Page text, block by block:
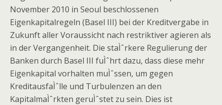
November 2010 in Seoul beschlossenen
Eigenkapitalregeln (Basel III) bei der Kreditvergabe in
Zukunft aller Voraussicht nach restriktiver agieren als
in der Vergangenheit. Die staÌˆrkere Regulierung der
Banken durch Basel III fuÌˆhrt dazu, dass diese mehr
Eigenkapital vorhalten muÌˆssen, um gegen
KreditausfaÌˆlle und Turbulenzen an den
KapitalmaÌˆrkten geruÌˆstet zu sein. Dies ist